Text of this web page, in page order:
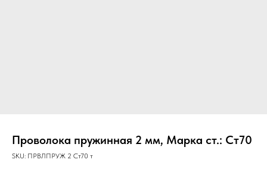
Проволока пружинная 2 мм, Марка ст.: Ст70
SKU: ПРВЛПРУЖ 2 Ст70 т